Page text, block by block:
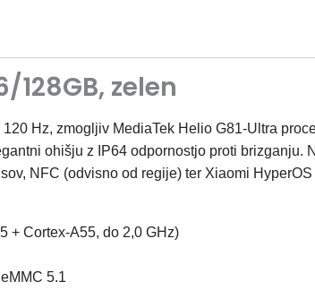
zelen
Hz, zmogljiv MediaTek Helio G81-Ultra
ohišju z IP64 odpornostjo proti brizganju.
NFC (odvisno od regije) ter Xiaomi HyperOS
+ Cortex-A55, do 2,0 GHz)
5.1